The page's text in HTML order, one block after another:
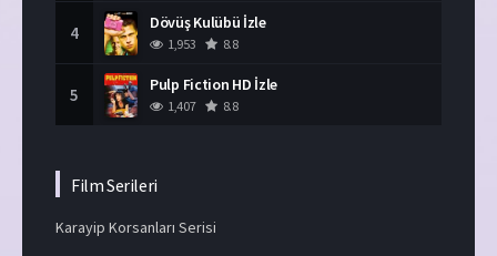
4 Dövüş Kulübü İzle
1,953 8.8
5 Pulp Fiction HD İzle
1,407 8.8
Film Serileri
Karayip Korsanları Serisi